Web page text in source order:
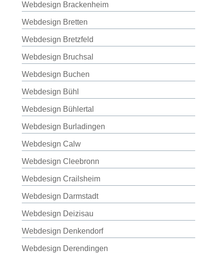
Webdesign Brackenheim
Webdesign Bretten
Webdesign Bretzfeld
Webdesign Bruchsal
Webdesign Buchen
Webdesign Bühl
Webdesign Bühlertal
Webdesign Burladingen
Webdesign Calw
Webdesign Cleebronn
Webdesign Crailsheim
Webdesign Darmstadt
Webdesign Deizisau
Webdesign Denkendorf
Webdesign Derendingen